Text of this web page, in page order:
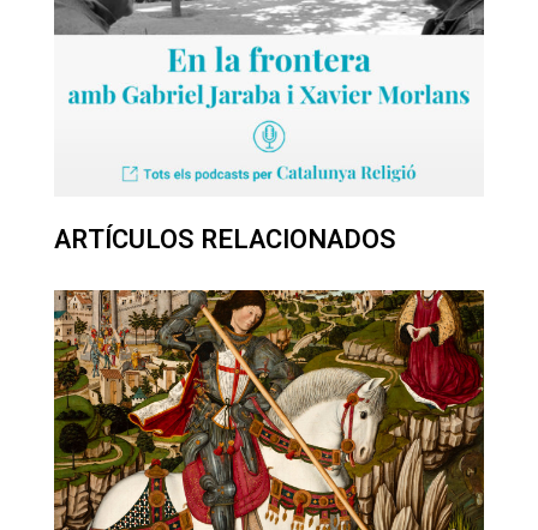
ARTÍCULOS RELACIONADOS